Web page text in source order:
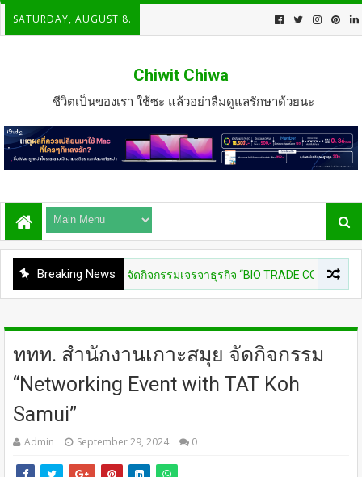
SATURDAY, AUGUST 8.
Chiwit Chiwa
ชีวิตเป็นของเรา ใช้ซะ แล้วอย่าลืมดูแลรักษาด้วยนะ
Breaking News
เดินหน้าจัดกิจกรรมเจรจาธุรกิจ “BIO TRADE CONNECT 2026”
ททท. สำนักงานเกาะสมุย จัดกิจกรรม
“Networking Event with TAT Koh
Samui”
Admin September 29, 2024 0